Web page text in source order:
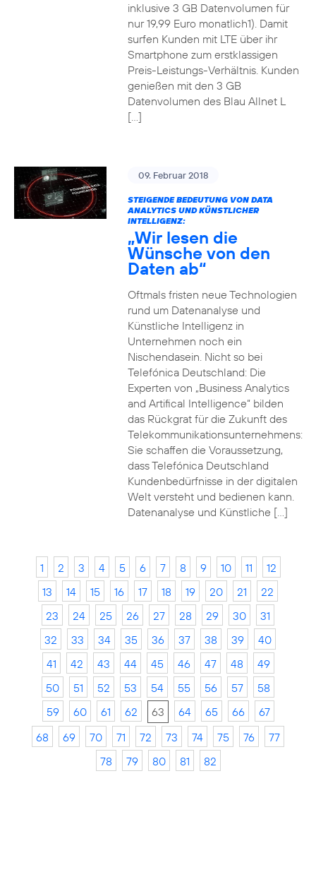
inklusive 3 GB Datenvolumen für
nur 19,99 Euro monatlich1). Damit
surfen Kunden mit LTE über ihr
Smartphone zum erstklassigen
Preis-Leistungs-Verhältnis. Kunden
genießen mit den 3 GB
Datenvolumen des Blau Allnet L
[…]
09. Februar 2018
STEIGENDE BEDEUTUNG VON DATA
ANALYTICS UND KÜNSTLICHER
INTELLIGENZ:
„Wir lesen die
Wünsche von den
Daten ab“
Oftmals fristen neue Technologien
rund um Datenanalyse und
Künstliche Intelligenz in
Unternehmen noch ein
Nischendasein. Nicht so bei
Telefónica Deutschland: Die
Experten von „Business Analytics
and Artifical Intelligence“ bilden
das Rückgrat für die Zukunft des
Telekommunikationsunternehmens:
Sie schaffen die Voraussetzung,
dass Telefónica Deutschland
Kundenbedürfnisse in der digitalen
Welt versteht und bedienen kann.
Datenanalyse und Künstliche […]
1 2 3 4 5 6 7 8 9 10 11
12
13
14 15 16 17 18 19 20 21
22
23
24 25 26 27 28 29 30
31
32
33 34 35 36 37 38 39
40
41
42 43 44 45 46 47 48
49
50
51 52 53 54 55 56 57
58
59
60 61 62 63 64 65 66
67
68
69 70 71 72 73 74 75 76
77
78
79 80 81 82